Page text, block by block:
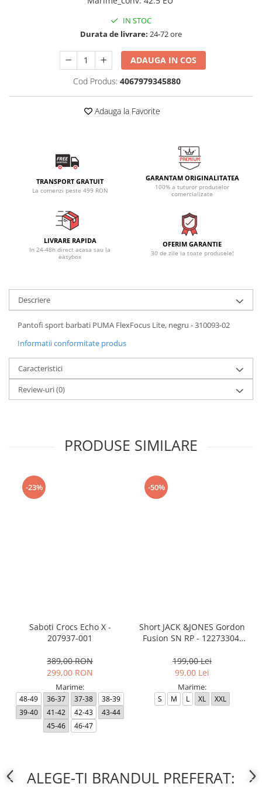
IN STOC
Durata de livrare: 24-72 ore
ADAUGA IN COS
Cod Produs: 4067979345880
Adauga la Favorite
TRANSPORT GRATUIT
La comenzi peste 499 RON
GARANTAM ORIGINALITATEA
100% a tuturor produselor
comercializate
LIVRARE RAPIDA
In 24-48h direct acasa sau la
easybox
OFERIM GARANTIE
30 de zile la toate produsele!
Descriere
Pantofi sport barbati PUMA FlexFocus Lite, negru - 310093-02
Informatii conformitate produs
Caracteristici
Review-uri(0)
PRODUSE SIMILARE
-23%
Saboti Crocs Echo X -
207937-001
389,00 RON
299,00 RON
Marime:
48-49 36-37 37-38
38-39
39-40
41-42 42-43
43-44
45-46
46-47
-50%
Short JACK &JONES Gordon
Fusion SN RP - 12273304-
199,00 Lei
99,00 Lei
Marime:
S M L XL XXL
ALEGE-TI BRANDUL PREFERAT: